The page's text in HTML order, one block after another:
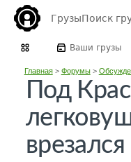
ГрузыПоиск
Ваши грузы
Главная> Форумы>
Под